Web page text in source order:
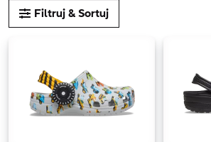
Filtruj & Sortuj